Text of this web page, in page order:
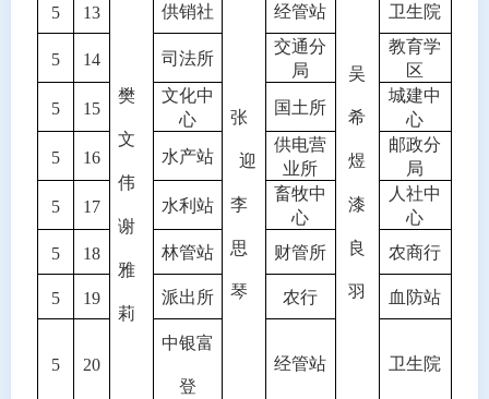
樊
文
伟
谢
雅
莉
张
迎
李
思
琴
吴
希
煜
漆
良
羽
5 13 供销社 经管站 卫生院
5 14 司法所
交通分
局
教育学
区
5 15
文化中
心
国土所
城建中
心
5 16 水产站
供电营
业所
邮政分
局
5 17 水利站
畜牧中
心
人社中
心
5
18 林管站 财管所 农商行
5 19 派出所 农行 血防站
5 20
中银富
登
经管站 卫生院